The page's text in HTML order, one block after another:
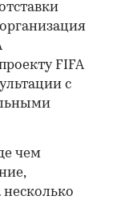
FIFA
с
чем